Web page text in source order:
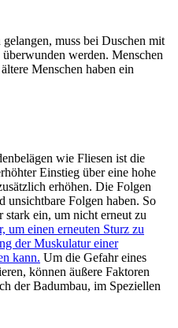
muss bei Duschen mit
werden. Menschen
Menschen haben ein
wie Fliesen ist die
Einstieg über eine hohe
erhöhen. Die Folgen
unsichtbare Folgen haben. So
stark ein, um nicht erneut zu
um einen erneuten Sturz zu
der Muskulatur einer
kann. Um die Gefahr eines
können äußere Faktoren
der Badumbau, im Speziellen